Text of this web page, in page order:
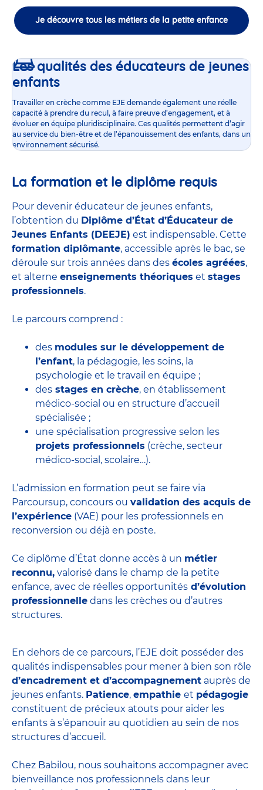
Je découvre tous les métiers de la petite enfance
Les qualités des éducateurs de jeunes
enfants
Travailler en crèche comme EJE demande également une réelle
capacité à prendre du recul, à faire preuve d’engagement, et à
évoluer en équipe pluridisciplinaire. Ces qualités permettent d’agir
au service du bien-être et de l’épanouissement des enfants, dans un
environnement sécurisé.
La formation et le diplôme requis
Pour devenir éducateur de jeunes enfants,
l’obtention du Diplôme d’État d’Éducateur de
Jeunes Enfants (DEEJE) est indispensable. Cette
formation diplômante, accessible après le bac, se
déroule sur trois années dans des écoles agréées,
et alterne enseignements théoriques et stages
professionnels.
Le parcours comprend :
des modules sur le développement de
l’enfant, la pédagogie, les soins, la
psychologie et le travail en équipe ;
des stages en crèche, en établissement
médico-social ou en structure d’accueil
spécialisée ;
une spécialisation progressive selon les
projets professionnels (crèche, secteur
médico-social, scolaire…).
L’admission en formation peut se faire via
Parcoursup, concours ou validation des acquis de
l’expérience (VAE) pour les professionnels en
reconversion ou déjà en poste.
Ce diplôme d’État donne accès à un métier
reconnu, valorisé dans le champ de la petite
enfance, avec de réelles opportunités d’évolution
professionnelle dans les crèches ou d’autres
structures.
En dehors de ce parcours, l’EJE doit posséder des
qualités indispensables pour mener à bien son rôle
d’encadrement et d’accompagnement auprès de
jeunes enfants. Patience, empathie et pédagogie
constituent de précieux atouts pour aider les
enfants à s’épanouir au quotidien au sein de nos
structures d’accueil.
Chez Babilou, nous souhaitons accompagner avec
bienveillance nos professionnels dans leur